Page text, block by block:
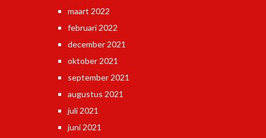
maart 2022
februari 2022
december 2021
oktober 2021
september 2021
augustus 2021
juli 2021
juni 2021